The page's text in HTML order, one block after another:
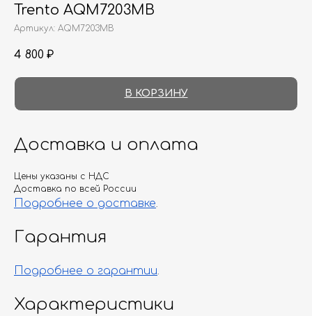
Trento AQM7203MB
Артикул: AQM7203MB
4 800 ₽
В КОРЗИНУ
Доставка и оплата
Цены указаны с НДС
Доставка по всей России
Подробнее о доставке.
Гарантия
Подробнее о гарантии.
Характеристики